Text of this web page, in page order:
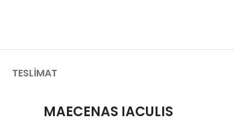
TESLIMAT
MAECENAS IACULIS